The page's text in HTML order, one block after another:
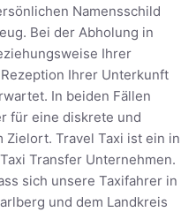
Namensschild
Bei der Abholung in
Ihrer
Ihrer Unterkunft
In beiden Fällen
für eine diskrete und
Travel Taxi ist ein in
Transfer Unternehmen.
sich unsere Taxifahrer in
und dem Landkreis